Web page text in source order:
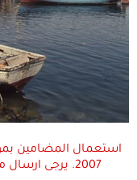
2007. يرجى ارسال ملاحظات لـ akkanet.net@gmail.com